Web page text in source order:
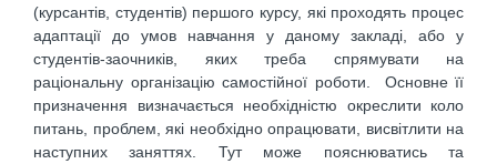
(курсантів, студентів) першого курсу, які проходять процес
адаптації до умов навчання у даному закладі, або у
студентів-заочників, яких треба спрямувати на
раціональну організацію самостійної роботи. Основне її
призначення визначається необхідністю окреслити коло
питань, проб­лем, які необхідно опрацювати, висвітлити на
наступних заняттях. Тут може по­яснюватись та